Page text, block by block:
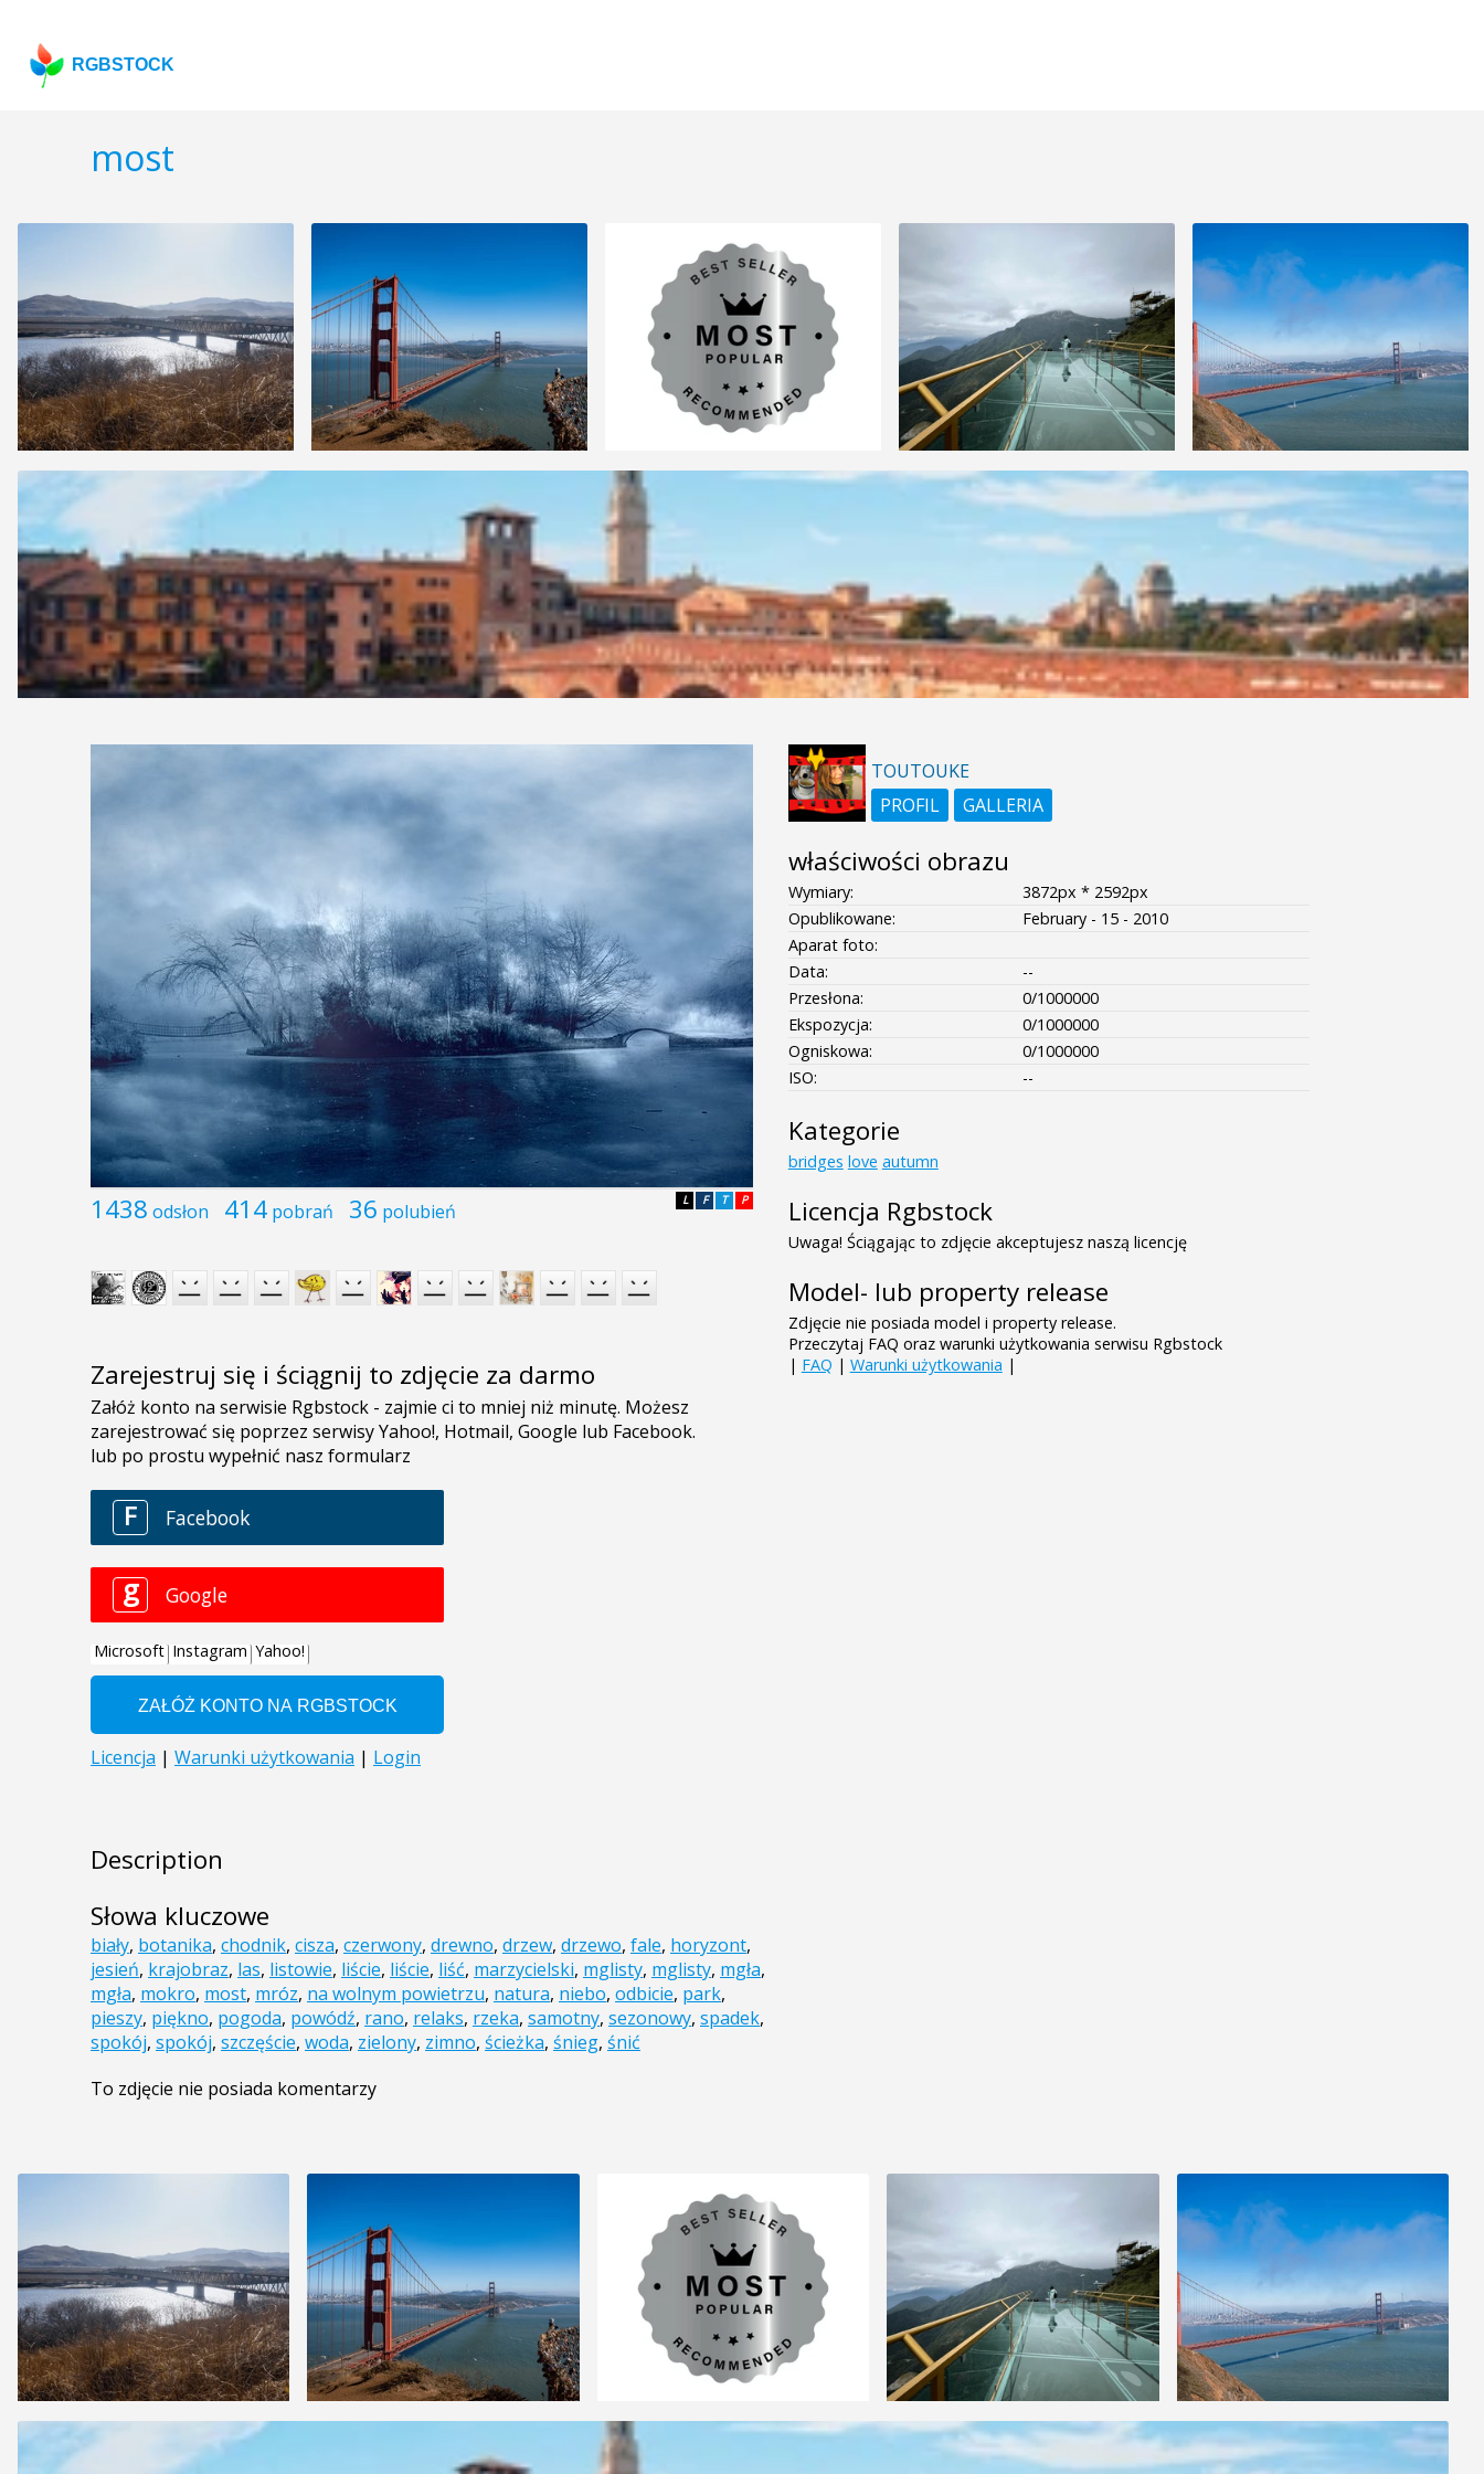
RGBSTOCK
most
1438 odsłon 414 pobrań 36 polubień P
T
F
L
Zarejestruj się i ściągnij to zdjęcie za darmo
Description
Słowa kluczowe
biały, botanika, chodnik, cisza, czerwony, drewno, drzew, drzewo, fale, horyzont,
jesień, krajobraz, las, listowie, liście, liście, liść, marzycielski, mglisty, mglisty, mgła,
mgła, mokro, most, mróz, na wolnym powietrzu, natura, niebo, odbicie, park,
pieszy, piękno, pogoda, powódź, rano, relaks, rzeka, samotny, sezonowy, spadek,
spokój, spokój, szczęście, woda, zielony, zimno, ścieżka, śnieg, śnić
To zdjęcie nie posiada komentarzy
TOUTOUKE
PROFIL
GALLERIA
właściwości obrazu
Wymiary:
3872px * 2592px
Opublikowane:
February - 15 - 2010
Aparat foto:
Data:
--
Przesłona:
0/1000000
Ekspozycja:
0/1000000
Ogniskowa:
0/1000000
ISO:
--
Kategorie
bridges love autumn
Licencja Rgbstock
Uwaga! Ściągając to zdjęcie akceptujesz naszą licencję
Model- lub property release
Zdjęcie nie posiada model i property release.
Przeczytaj FAQ oraz warunki użytkowania serwisu Rgbstock
| FAQ | Warunki użytkowania |